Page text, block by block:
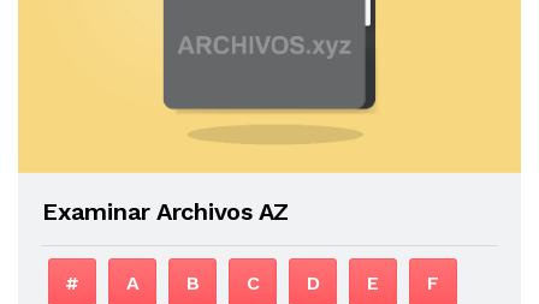
Examinar Archivos AZ
# A B C D E F